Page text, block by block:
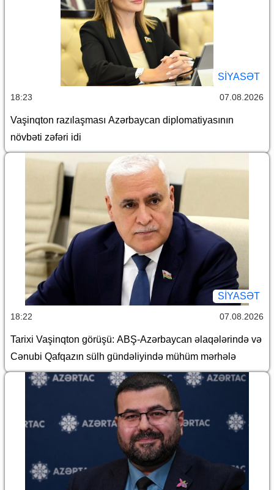
SİYASƏT
18:23 07.08.2026
Vaşinqton razılaşması Azərbaycan diplomatiyasının
növbəti zəfəri idi
SİYASƏT
18:22 07.08.2026
Tarixi Vaşinqton görüşü: ABŞ-Azərbaycan əlaqələrində və
Cənubi Qafqazın sülh gündəliyində mühüm mərhələ